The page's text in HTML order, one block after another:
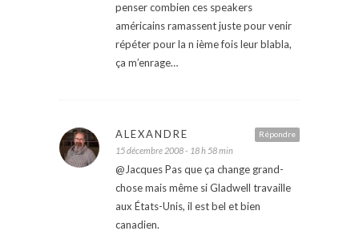
penser combien ces speakers
américains ramassent juste pour venir
répéter pour la n ième fois leur blabla,
ça m’enrage…
Répondre
ALEXANDRE
15 décembre 2008 - 18 h 58 min
@Jacques Pas que ça change grand-
chose mais même si Gladwell travaille
aux États-Unis, il est bel et bien
canadien.